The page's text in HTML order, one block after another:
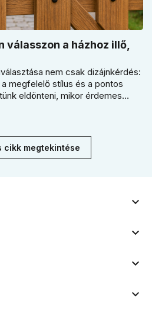
válasszon a házhoz illő,
nem csak dizájnkérdés:
megfelelő stílus és a pontos
eldönteni, mikor érdemes
cikk megtekintése



